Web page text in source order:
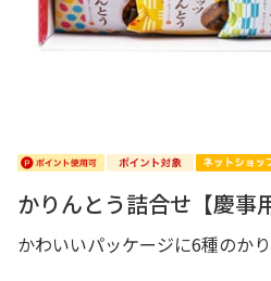
かりんとう詰合せ【慶事
かわいいパッケージに6種のか